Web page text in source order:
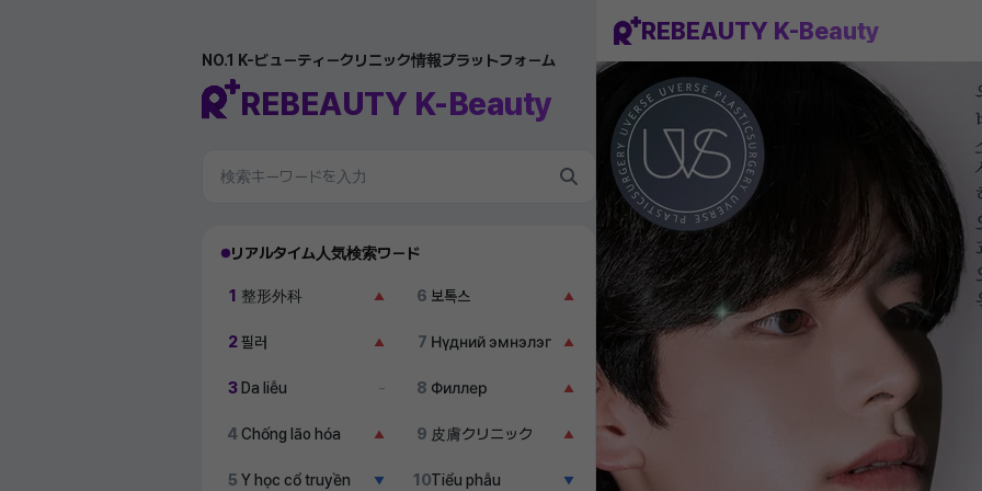
NO.1 K-ビューティークリニック情報プラットフォーム
REBEAUTY K-Beauty
リアルタイム人気検索ワード
1 整形外科 ▲
2 필러 ▲
3 Da liễu –
4Chống lão hóa ▲
5 Y học cổ truyền ▼
6 보톡스 ▲
7 Нүдний эмнэлэг ▲
8 Филлер ▲
9 皮膚クリニック ▲
10Tiểu phẫu ▼
REBEAUTY K-Beauty